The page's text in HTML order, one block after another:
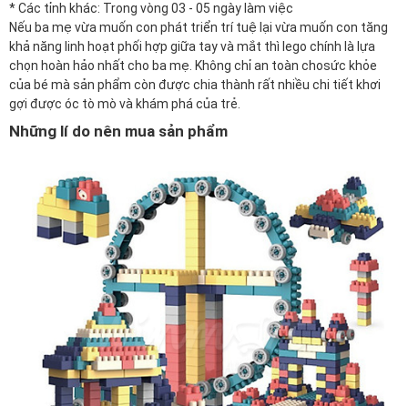
* Các tỉnh khác: Trong vòng 03 - 05 ngày làm việc
Nếu ba mẹ vừa muốn con phát triển trí tuệ lại vừa muốn con tăng
khả năng linh hoạt phối hợp giữa tay và mắt thì lego chính là lựa
chọn hoàn hảo nhất cho ba mẹ. Không chỉan toàn chosức khỏe
của bé mà sản phẩm còn được chia thành rất nhiều chi tiết khơi
gợi được óc tò mò và khám phá của trẻ.
Những lí do nên mua sản phẩm